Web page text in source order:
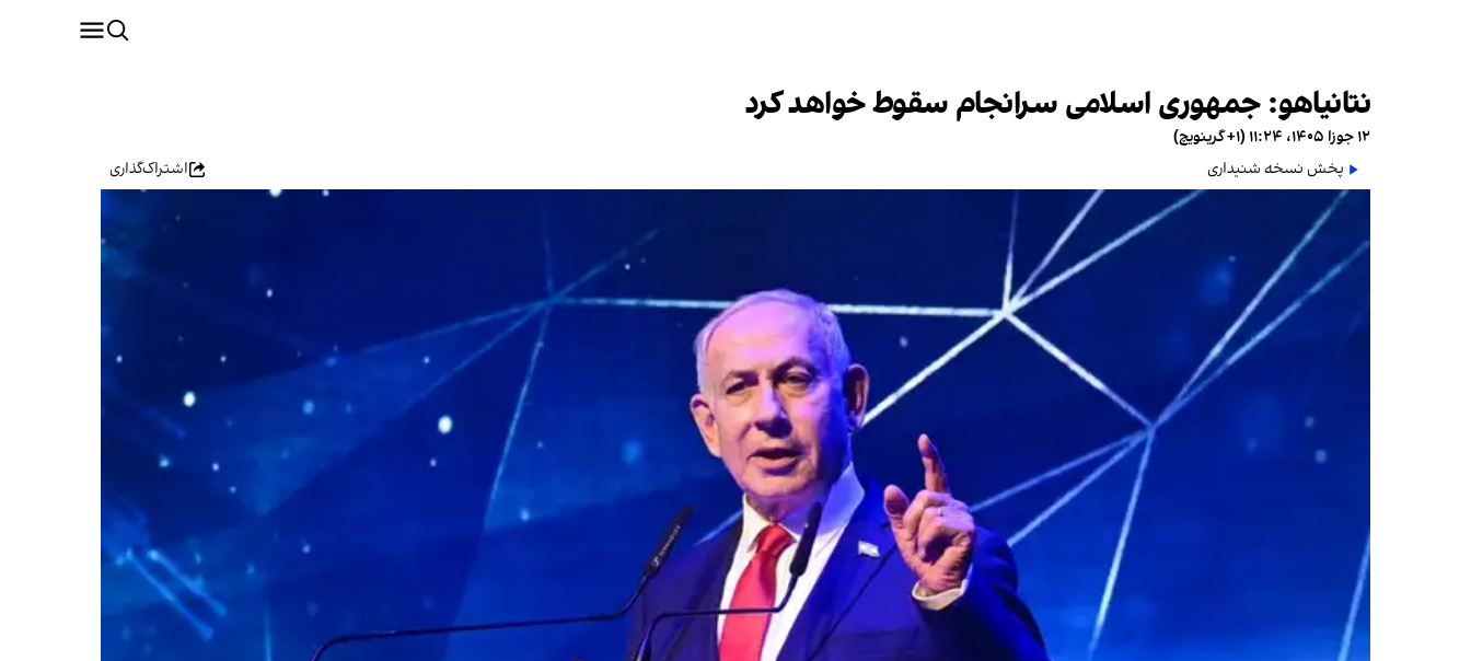
نتانیاهو: جمهوری اسلامی سرانجام سقوط خواهد کرد
۱۲ جوزا ۱۴۰۵، ۱۱:۲۴ (‎+۱ گرینویچ)
پخش نسخه شنیداری
اشتراک‌گذاری